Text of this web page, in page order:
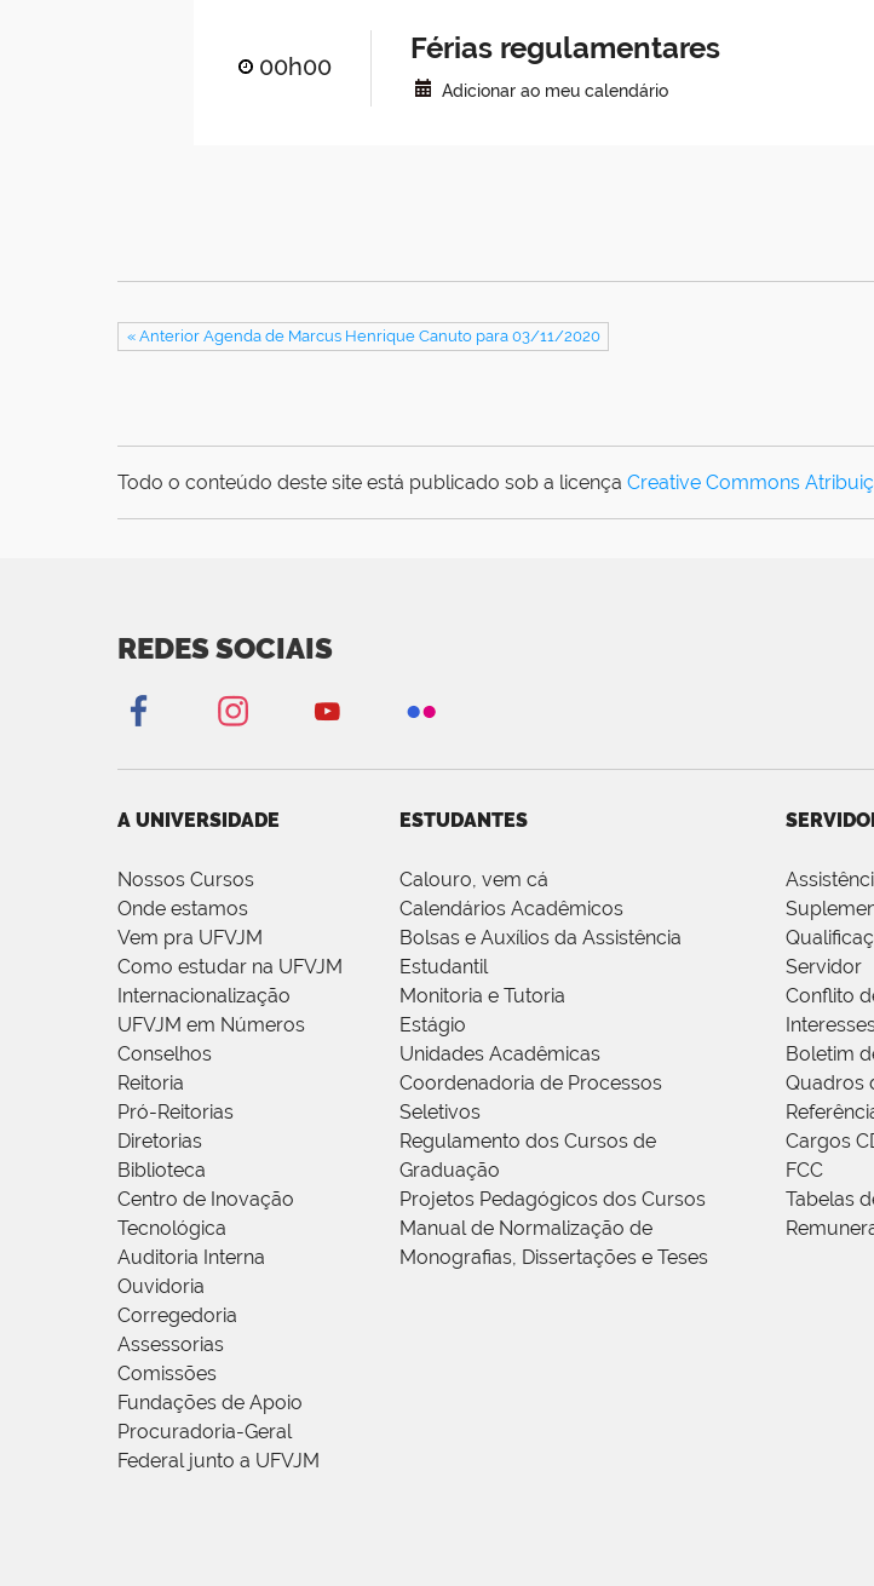
00h00
Férias regulamentares
Adicionar ao meu calendário
« Anterior Agenda de Marcus Henrique Canuto para 03/11/2020
Todo o conteúdo deste site está publicado sob a licença Creative Commons
REDES SOCIAIS
A UNIVERSIDADE
Nossos Cursos
Onde estamos
Vem pra UFVJM
Como estudar na UFVJM
Internacionalização
UFVJM em Números
Conselhos
Reitoria
Pró-Reitorias
Diretorias
Biblioteca
Centro de Inovação
Tecnológica
Auditoria Interna
Ouvidoria
Corregedoria
Assessorias
Comissões
Fundações de Apoio
Procuradoria-Geral
Federal junto a UFVJM
ESTUDANTES
Calouro, vem cá
Calendários Acadêmicos
Bolsas e Auxílios da Assistência
Estudantil
Monitoria e Tutoria
Estágio
Unidades Acadêmicas
Coordenadoria de Processos
Seletivos
Regulamento dos Cursos de
Graduação
Projetos Pedagógicos dos Cursos
Manual de Normalização de
Monografias, Dissertações e Teses
Servidor
Conflito
Boletim
Quadros
Cargos
FCC
Tabelas